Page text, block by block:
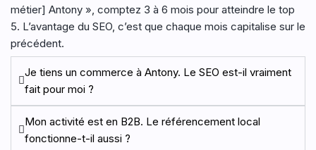
métier] Antony », comptez 3 à 6 mois pour atteindre le top
5. L’avantage du SEO, c’est que chaque mois capitalise sur le
précédent.
Je tiens un commerce à Antony. Le SEO est-il vraiment
fait pour moi ?
Mon activité est en B2B. Le référencement local
fonctionne-t-il aussi ?